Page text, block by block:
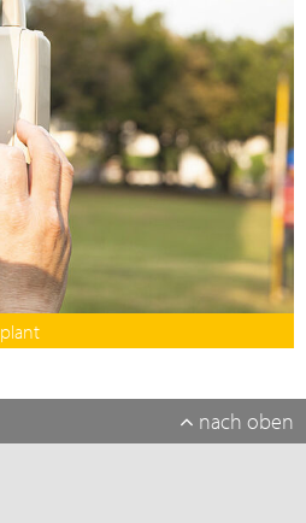
nach oben